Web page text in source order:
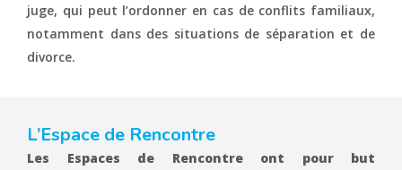
juge, qui peut l’ordonner en cas de conflits familiaux,
notamment dans des situations de séparation et de
divorce.
L’Espace de Rencontre
Les Espaces de Rencontre ont pour but